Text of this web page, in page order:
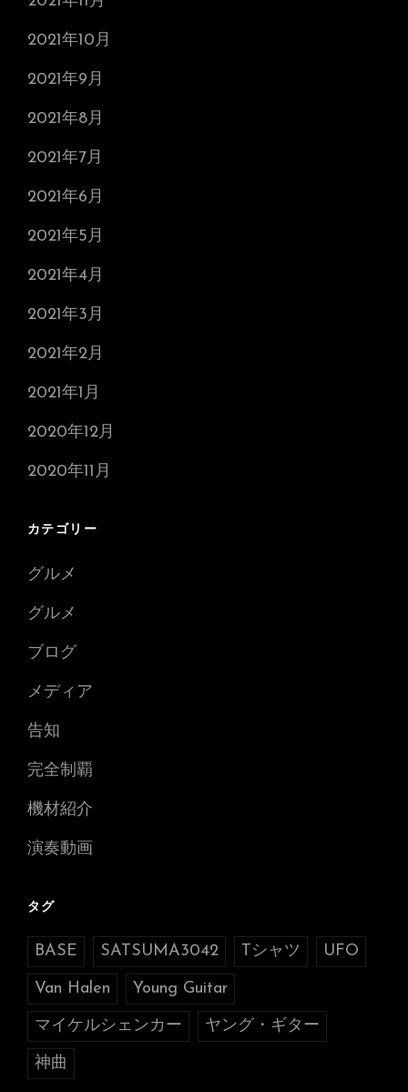
2021年10月
2021年9月
2021年8月
2021年7月
2021年6月
2021年5月
2021年4月
2021年3月
2021年2月
2021年1月
2020年12月
2020年11月
カテゴリー
グルメ
グルメ
ブログ
メディア
告知
完全制覇
機材紹介
演奏動画
タグ
BASE SATSUMA3042 Tシャツ UFO
Van Halen Young Guitar
マイケルシェンカー ヤング・ギター
神曲